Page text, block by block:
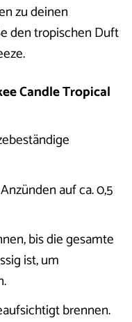
zu deinen
den tropischen Duft
Candle Tropical
auf ca. 0,5
bis die gesamte
ist, um
brennen.